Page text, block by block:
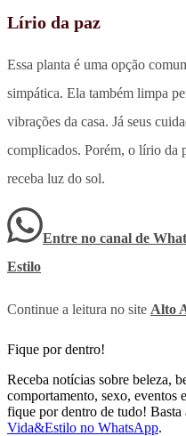
Lírio da paz
Essa planta é uma opção
simpática. Ela também limpa
vibrações da casa. Já seus
complicados. Porém, o lírio da
receba luz do sol.
Entre no canal de
Estilo
Continue a leitura no site Alto
Fique por dentro!
Receba notícias sobre beleza,
comportamento, sexo, eventos
fique por dentro de tudo! Basta
Vida&Estilo no WhatsApp.